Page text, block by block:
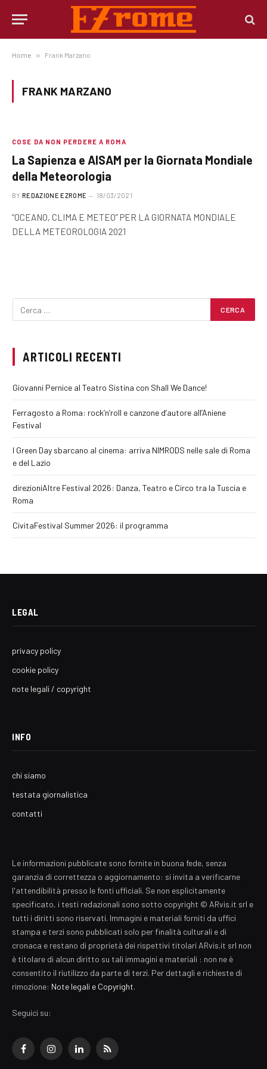
Home » Frank Marzano
FRANK MARZANO
COSE DA NON PERDERE A ROMA
La Sapienza e AISAM per la Giornata Mondiale
della Meteorologia
BY REDAZIONE EZROME 18/03/2021
“OCEANO, CLIMA E METEO” PER LA GIORNATA MONDIALE
DELLA METEOROLOGIA 2021
ARTICOLI RECENTI
Giovanni Pernice al Teatro Sistina con Shall We Dance!
Ferragosto a Roma: rock’n’roll e canzone d’autore all’Aniene
Festival
I Green Day sbarcano al cinema: arriva NIMRODS nelle sale di Roma
e del Lazio
direzioniAltre Festival 2026: Danza, Teatro e Circo tra la Tuscia e
Roma
CivitaFestival Summer 2026: il programma
LEGAL
privacy policy
cookie policy
note legali / copyright
INFO
chi siamo
testata giornalistica
contatti
Le informazioni pubblicate sono fornite in buona fede, senza
garanzia di correttezza o aggiornamento: si invita a verificarne
l'attendibilità presso le fonti ufficiali. Se non esplicitamente
specificato, i testi redazionali sono sotto copyright © ARvis.it srl e
tutti i diritti sono riservati. Immagini e materiali forniti da uffici
stampa e terzi sono pubblicati solo per finalità culturali e di
cronaca e restano di proprietà dei rispettivi titolari ARvis.it srl non
è titolare di alcun diritto su tali immagini e materiali : non ne è
consentito il riutilizzo da parte di terzi. Per dettagli e richieste di
rimozione: Note legali e Copyright.
Seguici su:
FacebookInstagramLinkedInRSS